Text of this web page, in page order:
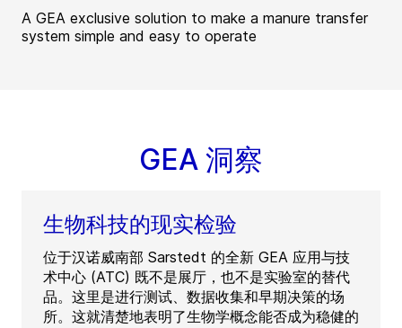
A GEA exclusive solution to make a manure transfer
system simple and easy to operate
GEA 洞察
生物科技的现实检验
位于汉诺威南部 Sarstedt 的全新 GEA 应用与技
术中心 (ATC) 既不是展厅，也不是实验室的替代
品。这里是进行测试、数据收集和早期决策的场
所。这就清楚地表明了生物学概念能否成为稳健的